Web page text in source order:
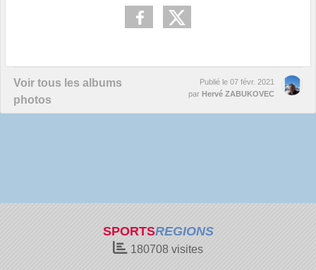
Voir tous les albums
photos
Publié le 07 févr. 2021
par Hervé ZABUKOVEC
SPORTSREGIONS
180708 visites